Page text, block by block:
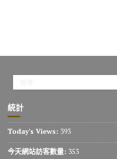
統計
Today's Views: 393
今天網站訪客數量: 353